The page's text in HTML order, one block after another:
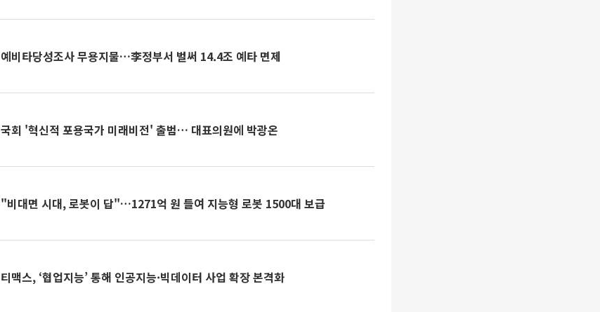
예비타당성조사 무용지물…李정부서 벌써 14.4조 예타 면제
국회 '혁신적 포용국가 미래비전' 출범… 대표의원에 박광온
"비대면 시대, 로봇이 답"…1271억 원 들여 지능형 로봇 1500대 보급
티맥스, ‘협업지능’ 통해 인공지능·빅데이터 사업 확장 본격화